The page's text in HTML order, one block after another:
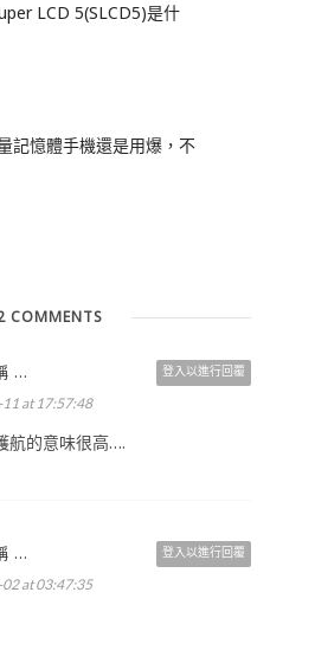
LCD 5(SLCD5)是什
記憶體手機還是用爆，不
COMMENTS
登入以進行回覆
...
at 17:57:48
航的意味很高….
登入以進行回覆
...
at 03:47:35